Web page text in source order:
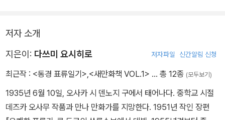
저자 소개
지은이: 다쓰미 요시히로 저자파일 신간알림 신청
최근작 : <동경 표류일기>,<새만화책 VOL.1> … 총 12종 (모두보기)
1935년 6월 10일, 오사카 시 덴노지 구에서 태어나다. 중학교 시절
데즈카 오사무 작품과 만나 만화가를 지망한다. 1951년 작인 장편